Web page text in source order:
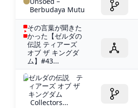
Berbudaya Mutu
その言葉が聞きた
かった【ゼルダの
伝説 ティアーズ
オブ ザ キングダ
ム】#43...
ゼルダの伝説 テ
ィアーズ オブ ザ
キングダム
Collectors...